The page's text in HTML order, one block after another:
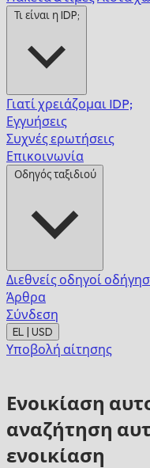
Τι είναι η IDP;
Γιατί χρειάζομαι IDP;
Εγγυήσεις
Συχνές ερωτήσεις
Επικοινωνία
Οδηγός ταξιδιού
Διεθνείς οδηγοί
Άρθρα
Σύνδεση
EL | USD
Υποβολή αίτησης
Ενοικίαση
αναζήτηση
ενοικίαση